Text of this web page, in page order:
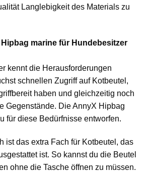
Langlebigkeit des Materials zu
marine für Hundebesitzer
kennt die Herausforderungen
schnellen Zugriff auf Kotbeutel,
haben und gleichzeitig noch
Gegenstände. Die AnnyX Hipbag
für diese Bedürfnisse entworfen.
ist das extra Fach für Kotbeutel, das
ist. So kannst du die Beutel
ohne die Tasche öffnen zu müssen.